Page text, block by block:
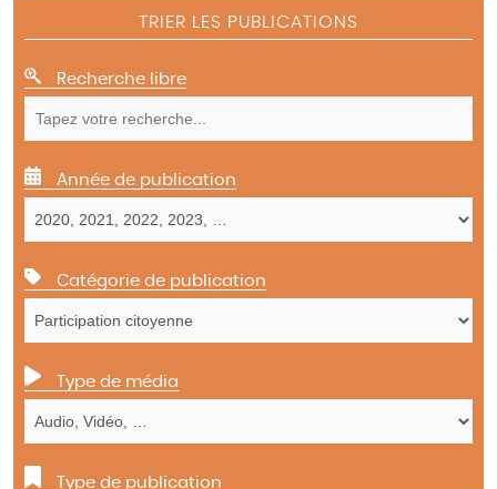
TRIER LES PUBLICATIONS
Recherche libre
Année de publication
Catégorie de publication
Type de média
Type de publication